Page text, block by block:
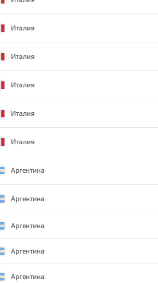
Италия
Италия
Италия
Италия
Италия
Аргентина
Аргентина
Аргентина
Аргентина
Аргентина